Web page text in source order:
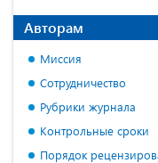
Авторам
Миссия
Сотрудничество
Рубрики журнала
Контрольные сроки
Порядок